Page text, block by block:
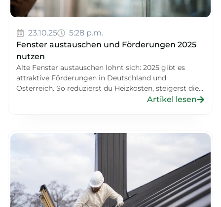
23.10.25
5:28 p.m.
Fenster austauschen und Förderungen 2025
nutzen
Alte Fenster austauschen lohnt sich: 2025 gibt es
attraktive Förderungen in Deutschland und
Österreich. So reduzierst du Heizkosten, steigerst die...
Artikel lesen